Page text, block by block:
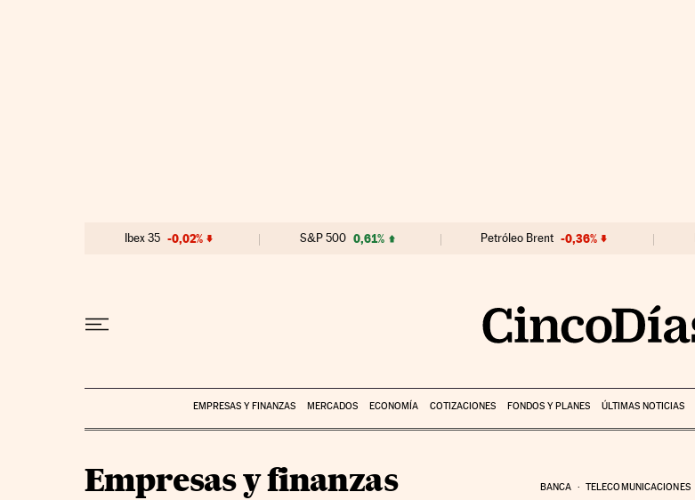
Ibex 35 -0,02% S&P 500 0,61% Petróleo Brent -0,36%
EMPRESAS Y FINANZAS MERCADOS ECONOMÍA COTIZACIONES FONDOS Y PLANES ÚLTIMAS NOTICIAS
Empresas y finanzas BANCA TELECOMUNICACIONES